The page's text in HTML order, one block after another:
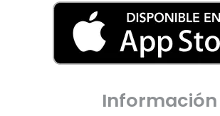
Información